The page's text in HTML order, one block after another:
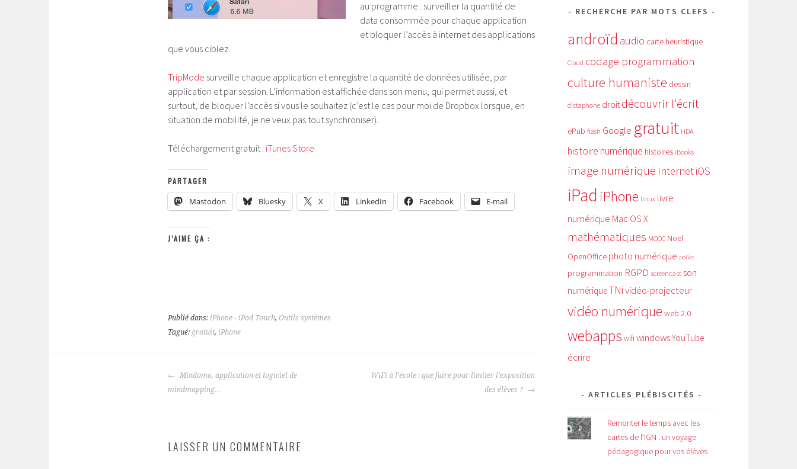
au programme : surveiller la quantité de
data consommée pour chaque application
et bloquer l’accès à internet des applications
que vous ciblez.
TripMode surveille chaque application et enregistre la quantité de données utilisée, par
application et par session. L’information est affichée dans son menu, qui permet aussi, et
surtout, de bloquer l’accès si vous le souhaitez (c’est le cas pour moi de Dropbox lorsque, en
situation de mobilité, je ne veux pas tout synchroniser).
Téléchargement gratuit : iTunes Store
PARTAGER
Mastodon Bluesky X LinkedIn Facebook E-mail
J’AIME ÇA :
Publié dans: iPhone - iPod Touch, Outils systèmes
Tagué: gratuit, iPhone
NAVIGATION
DES
Mindomo, application et logiciel de
mindmapping…
WiFi à l’école : que faire pour limiter l’exposition
des élèves ?
LAISSER UN COMMENTAIRE
RECHERCHE PAR MOTS CLEFS
androïd audio carte heuristique
Cloud codage programmation
culture humaniste dessin
dictaphone droit découvrir l'écrit
ePub flash Google gratuit HDA
histoire numérique histoires iBooks
image numérique InternetiOS
iPad iPhone linux livre
numérique Mac OS X
mathématiques MOOC Noël
OpenOffice photo numérique police
programmation RGPD screencast son
numériqueTNividéo-projecteur
vidéo numérique web 2.0
webapps wifi windowsYouTube
écrire
ARTICLES PLÉBISCITÉS
Remonter le temps avec les
cartes de l’IGN : un voyage
pédagogique pour vos élèves